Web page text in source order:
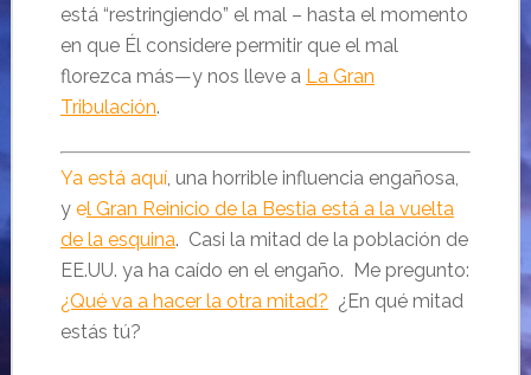
está “restringiendo” el mal – hasta el momento
en que Él considere permitir que el mal
florezca más—y nos lleve a La Gran
Tribulación.
Ya está aquí, una horrible influencia engañosa,
y el Gran Reinicio de la Bestia está a la vuelta
de la esquina. Casi la mitad de la población de
EE.UU. ya ha caído en el engaño. Me pregunto:
¿Qué va a hacer la otra mitad? ¿En qué mitad
estás tú?